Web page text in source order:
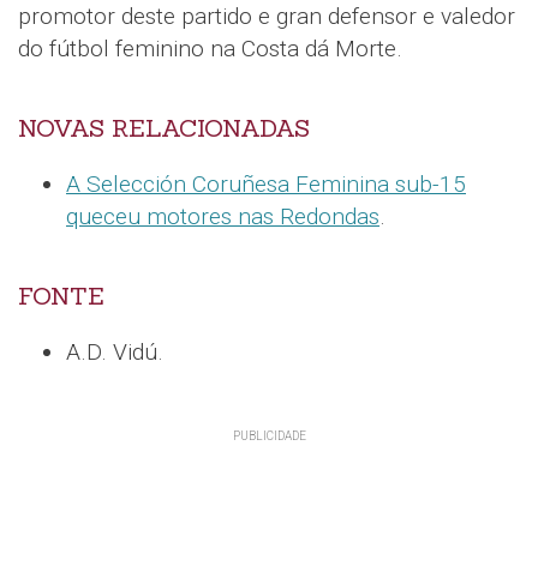
promotor deste partido e gran defensor e valedor
do fútbol feminino na Costa dá Morte.
NOVAS RELACIONADAS
A Selección Coruñesa Feminina sub-15
queceu motores nas Redondas.
FONTE
A.D. Vidú.